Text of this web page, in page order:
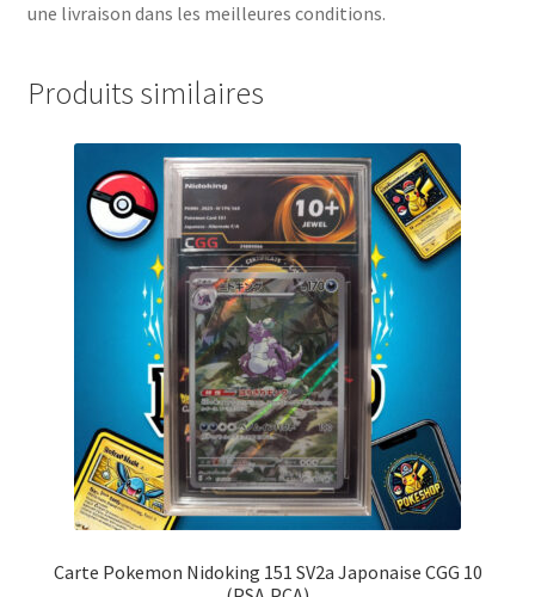
une livraison dans les meilleures conditions.
Produits similaires
Carte Pokemon Nidoking 151 SV2a Japonaise CGG 10